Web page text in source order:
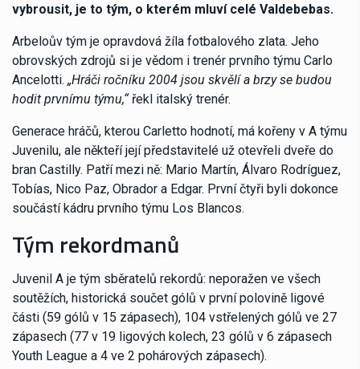
vybrousit, je to tým, o kterém mluví celé Valdebebas.
Arbeloův tým je opravdová žíla fotbalového zlata. Jeho
obrovských zdrojů si je vědom i trenér prvního týmu Carlo
Ancelotti. „Hráči ročníku 2004 jsou skvělí a brzy se budou
hodit prvnímu týmu,“řekl italský trenér.
Generace hráčů, kterou Carletto hodnotí, má kořeny v A týmu
Juvenilu, ale někteří její představitelé už otevřeli dveře do
bran Castilly. Patří mezi ně: Mario Martín, Álvaro Rodríguez,
Tobías, Nico Paz, Obrador a Edgar. První čtyři byli dokonce
součástí kádru prvního týmu Los Blancos.
Tým rekordmanů
Juvenil A je tým sběratelů rekordů: neporažen ve všech
soutěžích, historická součet gólů v první polovině ligové
části (59 gólů v 15 zápasech), 104 vstřelených gólů ve 27
zápasech (77 v 19 ligových kolech, 23 gólů v 6 zápasech
Youth League a 4 ve 2 pohárových zápasech).